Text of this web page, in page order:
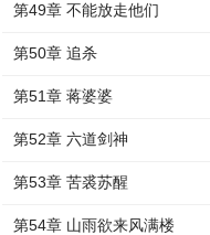
第49章 不能放走他们
第50章 追杀
第51章 蒋婆婆
第52章 六道剑神
第53章 苦裘苏醒
第54章 山雨欲来风满楼